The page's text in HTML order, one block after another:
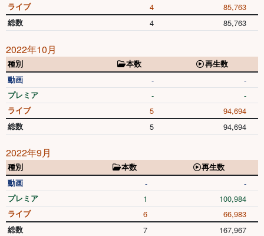
ライブ 4 85,763
総数 4 85,763
2022年10月
種別 本数
再生数
動画
- -
プレミア - -
ライブ 5 94,694
総数 5 94,694
2022年9月
種別 本数
再生数
動画
- -
プレミア 1 100,984
ライブ 6 66,983
総数 7 167,967